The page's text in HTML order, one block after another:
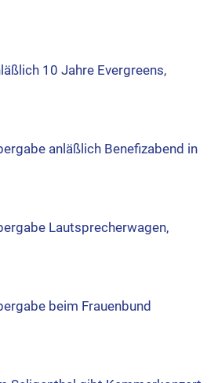
10 Jahre Evergreens,
anläßlich Benefizabend in
Lautsprecherwagen,
beim Frauenbund